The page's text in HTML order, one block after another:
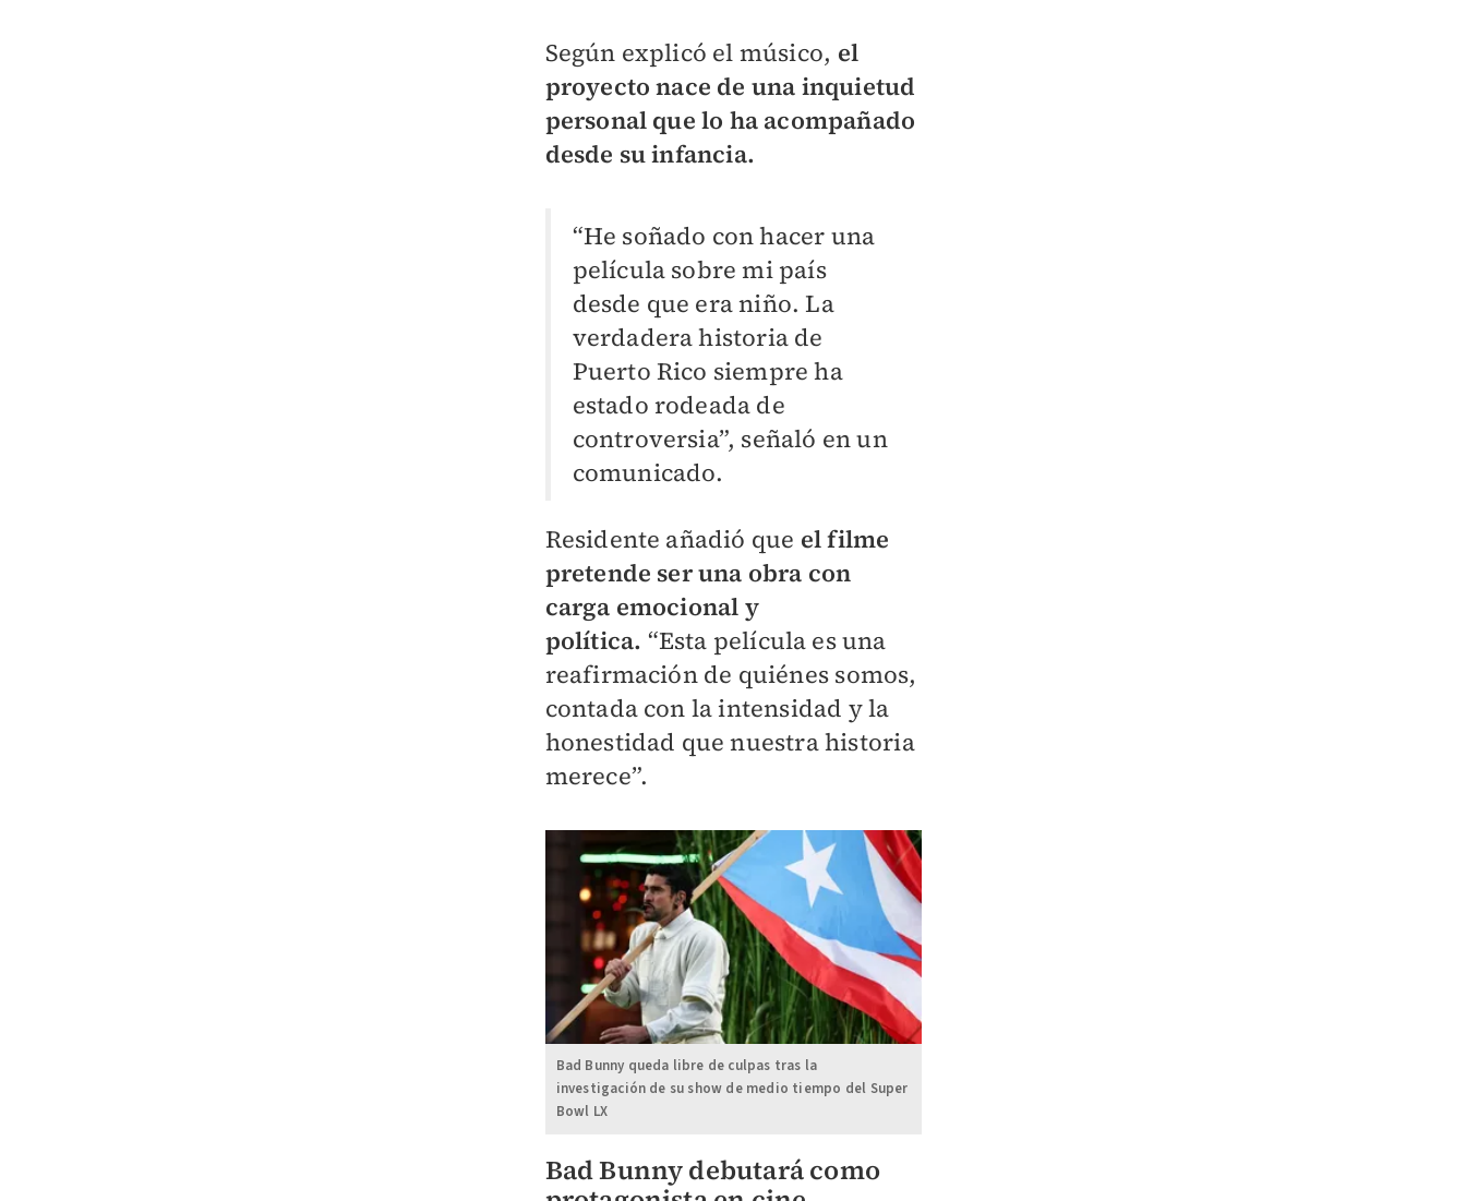
Según explicó el músico, el
proyecto nace de una inquietud
personal que lo ha acompañado
desde su infancia.
“He soñado con hacer una
película sobre mi país
desde que era niño. La
verdadera historia de
Puerto Rico siempre ha
estado rodeada de
controversia”, señaló en un
comunicado.
Residente añadió que el filme
pretende ser una obra con
carga emocional y
política. “Esta película es una
reafirmación de quiénes somos,
contada con la intensidad y la
honestidad que nuestra historia
merece”.
Bad Bunny queda libre de culpas tras la
investigación de su show de medio tiempo del Super
Bowl LX
Bad Bunny debutará como